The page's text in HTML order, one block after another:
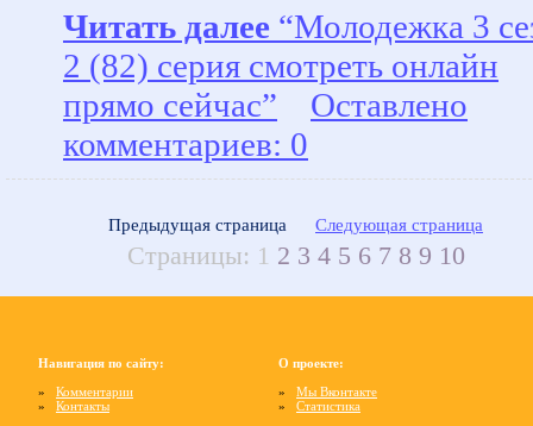
Читать далее “Молодежка 3
2 (82) серия смотреть онлайн
прямо сейчас”
Оставлено
комментариев: 0
Предыдущая страница Следующая страница
Страницы: 1 2 3 4 5 6 7 8 9 10
Навигация по сайту:
» Комментарии
» Контакты
О проекте:
» Мы Вконтакте
» Статистика